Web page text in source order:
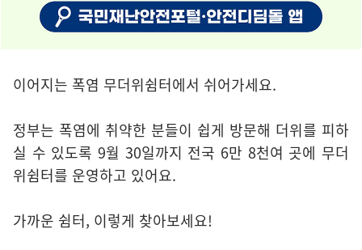
이어지는 폭염 무더위쉼터에서 쉬어가세요.
정부는 폭염에 취약한 분들이 쉽게 방문해 더위를 피하
실 수 있도록 9월 30일까지 전국 6만 8천여 곳에 무더
위쉼터를 운영하고 있어요.
가까운 쉼터, 이렇게 찾아보세요!